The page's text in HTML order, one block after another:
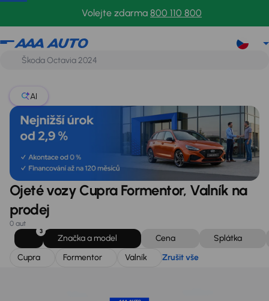
Volejte zdarma 800 110 800
Cupra
AI
Ojeté vozy Cupra Formentor, Valník na
prodej
0 aut
3
Značka a model Cena
Splátka
Cupra
Formentor Valník Zrušit vše